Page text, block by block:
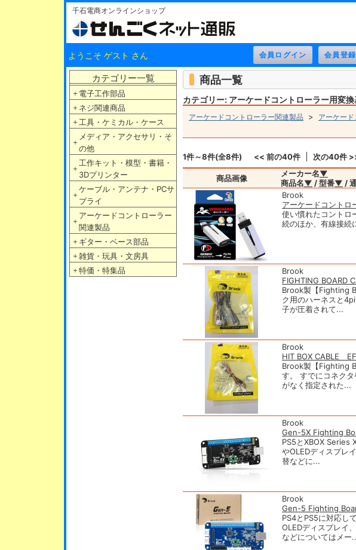
千石電商オンラインショップ
ようこそ ゲスト さん
カテゴリー一覧
＋ 電子工作部品
＋ ネジ関連商品
＋ 工具・ケミカル・ケース
＋
メディア・アクセサリ・そ
の他
＋
工作キット・模型・書籍・
3Dプリンター
＋
ケーブル・アンテナ・PCサ
プライ
＋
アーケードコントローラー
関連製品
＋ ギター・ベース部品
＋ 雑貨・玩具・文房具
＋ 特価・特集品
商品一覧
カテゴリー: アーケードコントローラー用変換
アーケードコントローラー関連製品 > アーケー
1件～8件(全8件) << 前の40件 次の40件
商品画像 メーカー名▼
商品名▼ / 型番▼ /
Brook
アーケードコントロ
使い慣れたコントロ
続のほか、有線接
Brook
FIGHTING BOARD
Brook製【Fighting
ク用のハーネスと
子が圧着されて...
Brook
HIT BOX CABLE
Brook製【Fighting
す。 すでにコネク
がなく指定された...
Brook
Gen-5X Fighting
PS5とXBOX Series
やOLEDディスプレ
替などに...
Brook
Gen-5 Fighting
PS4とPS5に対応し
OLEDディスプレイ
などについてはメー